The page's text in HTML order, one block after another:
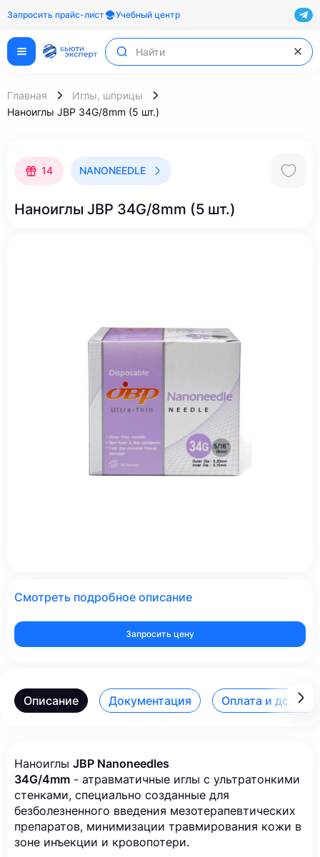
Запросить прайс-лист Учебный центр
Главная
Иглы, шприцы
Наноиглы JBP 34G/8mm (5 шт.)
14 NANONEEDLE
Наноиглы JBP 34G/8mm (5 шт.)
Смотреть подробное описание
Запросить цену
Описание Документация Оплата и
Наноиглы JBP Nanoneedles
34G/4mm - атравматичные иглы с ультратонкими
стенками, специально созданные для
безболезненного введения мезотерапевтических
препаратов, минимизации травмирования кожи в
зоне инъекции и кровопотери.